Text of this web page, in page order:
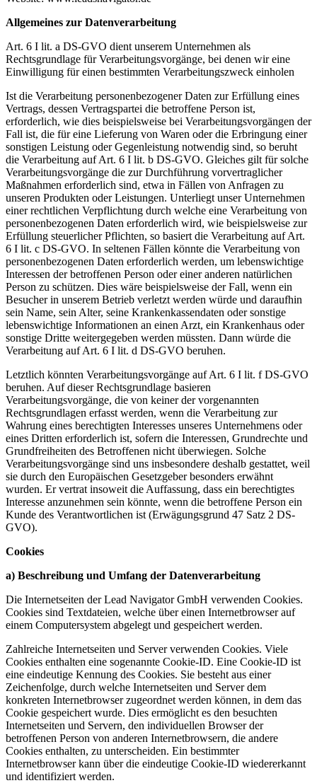
Allgemeines zur Datenverarbeitung
Art. 6 I lit. a DS-GVO dient unserem Unternehmen als
Rechtsgrundlage für Verarbeitungsvorgänge, bei denen wir eine
Einwilligung für einen bestimmten Verarbeitungszweck einholen
Ist die Verarbeitung personenbezogener Daten zur Erfüllung eines
Vertrags, dessen Vertragspartei die betroffene Person ist,
erforderlich, wie dies beispielsweise bei Verarbeitungsvorgängen der
Fall ist, die für eine Lieferung von Waren oder die Erbringung einer
sonstigen Leistung oder Gegenleistung notwendig sind, so beruht
die Verarbeitung auf Art. 6 I lit. b DS-GVO. Gleiches gilt für solche
Verarbeitungsvorgänge die zur Durchführung vorvertraglicher
Maßnahmen erforderlich sind, etwa in Fällen von Anfragen zu
unseren Produkten oder Leistungen. Unterliegt unser Unternehmen
einer rechtlichen Verpflichtung durch welche eine Verarbeitung von
personenbezogenen Daten erforderlich wird, wie beispielsweise zur
Erfüllung steuerlicher Pflichten, so basiert die Verarbeitung auf Art.
6 I lit. c DS-GVO. In seltenen Fällen könnte die Verarbeitung von
personenbezogenen Daten erforderlich werden, um lebenswichtige
Interessen der betroffenen Person oder einer anderen natürlichen
Person zu schützen. Dies wäre beispielsweise der Fall, wenn ein
Besucher in unserem Betrieb verletzt werden würde und daraufhin
sein Name, sein Alter, seine Krankenkassendaten oder sonstige
lebenswichtige Informationen an einen Arzt, ein Krankenhaus oder
sonstige Dritte weitergegeben werden müssten. Dann würde die
Verarbeitung auf Art. 6 I lit. d DS-GVO beruhen.
Letztlich könnten Verarbeitungsvorgänge auf Art. 6 I lit. f DS-GVO
beruhen. Auf dieser Rechtsgrundlage basieren
Verarbeitungsvorgänge, die von keiner der vorgenannten
Rechtsgrundlagen erfasst werden, wenn die Verarbeitung zur
Wahrung eines berechtigten Interesses unseres Unternehmens oder
eines Dritten erforderlich ist, sofern die Interessen, Grundrechte und
Grundfreiheiten des Betroffenen nicht überwiegen. Solche
Verarbeitungsvorgänge sind uns insbesondere deshalb gestattet, weil
sie durch den Europäischen Gesetzgeber besonders erwähnt
wurden. Er vertrat insoweit die Auffassung, dass ein berechtigtes
Interesse anzunehmen sein könnte, wenn die betroffene Person ein
Kunde des Verantwortlichen ist (Erwägungsgrund 47 Satz 2 DS-
GVO).
Cookies
a) Beschreibung und Umfang der Datenverarbeitung
Die Internetseiten der Lead Navigator GmbH verwenden Cookies.
Cookies sind Textdateien, welche über einen Internetbrowser auf
einem Computersystem abgelegt und gespeichert werden.
Zahlreiche Internetseiten und Server verwenden Cookies. Viele
Cookies enthalten eine sogenannte Cookie-ID. Eine Cookie-ID ist
eine eindeutige Kennung des Cookies. Sie besteht aus einer
Zeichenfolge, durch welche Internetseiten und Server dem
konkreten Internetbrowser zugeordnet werden können, in dem das
Cookie gespeichert wurde. Dies ermöglicht es den besuchten
Internetseiten und Servern, den individuellen Browser der
betroffenen Person von anderen Internetbrowsern, die andere
Cookies enthalten, zu unterscheiden. Ein bestimmter
Internetbrowser kann über die eindeutige Cookie-ID wiedererkannt
und identifiziert werden.